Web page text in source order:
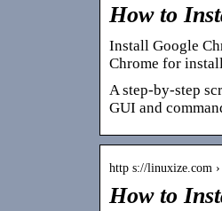
How to
Install Google
Chrome for
A step-by-step
GUI and
http s://linuxize.com
How to